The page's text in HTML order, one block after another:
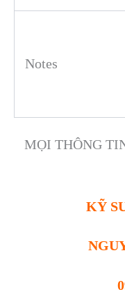
Notes
MỌI THÔNG
KỸ